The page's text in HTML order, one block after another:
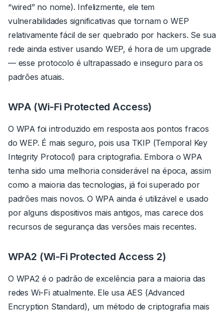
“wired” no nome). Infelizmente, ele tem
vulnerabilidades significativas que tornam o WEP
relativamente fácil de ser quebrado por hackers. Se sua
rede ainda estiver usando WEP, é hora de um upgrade
— esse protocolo é ultrapassado e inseguro para os
padrões atuais.
WPA (Wi-Fi Protected Access)
O WPA foi introduzido em resposta aos pontos fracos
do WEP. É mais seguro, pois usa TKIP (Temporal Key
Integrity Protocol) para criptografia. Embora o WPA
tenha sido uma melhoria considerável na época, assim
como a maioria das tecnologias, já foi superado por
padrões mais novos. O WPA ainda é utilizável e usado
por alguns dispositivos mais antigos, mas carece dos
recursos de segurança das versões mais recentes.
WPA2 (Wi-Fi Protected Access 2)
O WPA2 é o padrão de excelência para a maioria das
redes Wi-Fi atualmente. Ele usa AES (Advanced
Encryption Standard), um método de criptografia mais